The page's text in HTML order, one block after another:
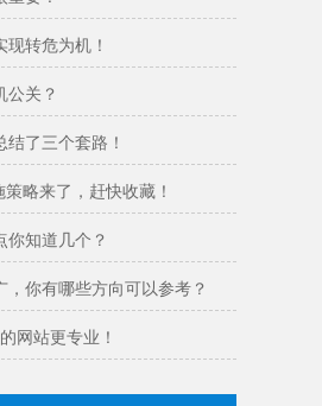
转危为机！
公关？
了三个套路！
略来了，赶快收藏！
你知道几个？
你有哪些方向可以参考？
网站更专业！